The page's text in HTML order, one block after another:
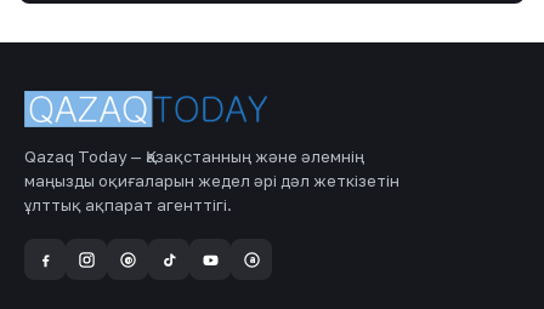
Qazaq Today — Қазақстанның және әлемнің
маңызды оқиғаларын жедел әрі дәл жеткізетін
ұлттық ақпарат агенттігі.
@ a